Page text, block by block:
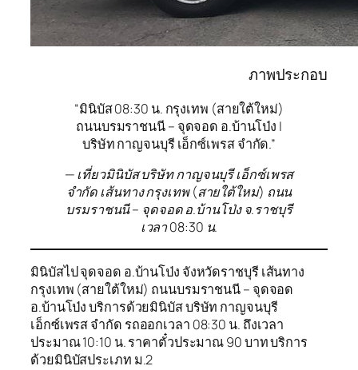
ภาพประกอบ
“มินิบัส 08:30 น. กรุงเทพ (สายใต้ใหม่)
ถนนบรมราชนนี – จุดจอด อ.บ้านโป่ง |
บริษัท กาญจนบุรี เอ็กซ์เพรส จำกัด.”
— เที่ยวมินิบัส บริษัท กาญจนบุรี เอ็กซ์เพรส
จำกัด เส้นทาง กรุงเทพ (สายใต้ใหม่) ถนน
บรมราชนนี – จุดจอด อ.บ้านโป่ง จ.ราชบุรี
เวลา 08:30 น.
มินิบัสไป จุดจอด อ.บ้านโป่ง จังหวัดราชบุรี เส้นทาง
กรุงเทพ (สายใต้ใหม่) ถนนบรมราชนนี – จุดจอด
อ.บ้านโป่ง บริการด้วยมินิบัส บริษัท กาญจนบุรี
เอ็กซ์เพรส จำกัด รถออกเวลา 08:30 น. ถึงเวลา
ประมาณ 10:10 น. ราคาตั๋วประมาณ 90 บาท บริการ
ด้วยมินิบัสประเภท ม.2